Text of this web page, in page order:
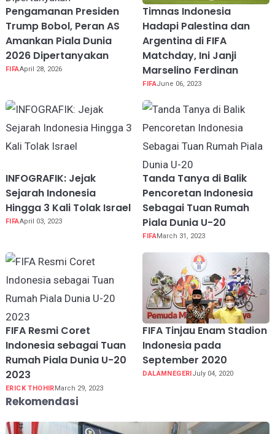
Pengamanan Presiden
Trump Bobol, Peran AS
Amankan Piala Dunia
2026 Dipertanyakan
FIFAApril 28, 2026
Timnas Indonesia
Hadapi Palestina dan
Argentina di FIFA
Matchday, Ini Janji
Marselino Ferdinan
FIFAJune 06, 2023
INFOGRAFIK: Jejak
Sejarah Indonesia
Hingga 3 Kali Tolak Israel
FIFAApril 03, 2023
Tanda Tanya di Balik
Pencoretan Indonesia
Sebagai Tuan Rumah
Piala Dunia U-20
FIFAMarch 31, 2023
FIFA Resmi Coret
Indonesia sebagai Tuan
Rumah Piala Dunia U-20
2023
ERICK THOHIRMarch 29, 2023
FIFA Tinjau Enam Stadion
Indonesia pada
September 2020
DALAMNEGERIJuly 04, 2020
Rekomendasi